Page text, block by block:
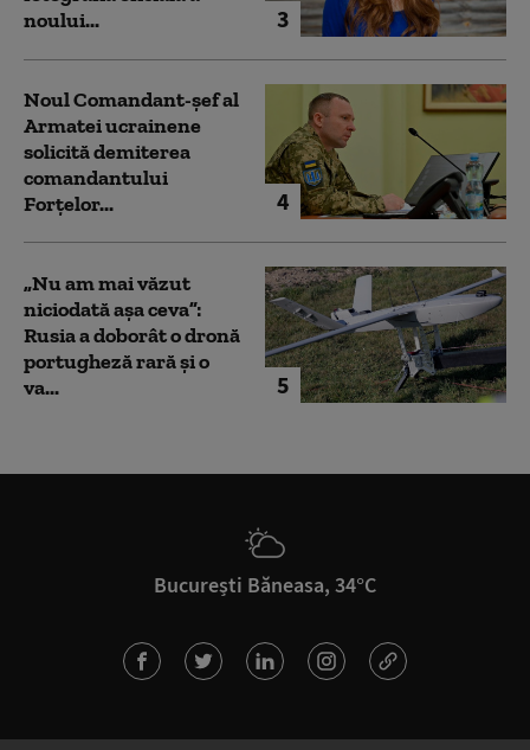
3
noului...
4
Noul Comandant-șef al
Armatei ucrainene
solicită demiterea
comandantului
Forțelor...
5
„Nu am mai văzut
niciodată așa ceva”:
Rusia a doborât o dronă
portugheză rară și o
va...
București Băneasa, 34°C